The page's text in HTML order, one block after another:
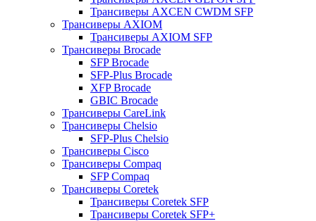
Трансиверы AXCEN CWDM SFP
Трансиверы AXIOM
Трансиверы AXIOM SFP
Трансиверы Brocade
SFP Brocade
SFP-Plus Brocade
XFP Brocade
GBIC Brocade
Трансиверы CareLink
Трансиверы Chelsio
SFP-Plus Chelsio
Трансиверы Cisco
Трансиверы Compaq
SFP Compaq
Трансиверы Coretek
Трансиверы Coretek SFP
Трансиверы Coretek SFP+